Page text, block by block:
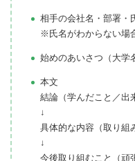
相手の会社名・部署・
※氏名がわからない場
始めのあいさつ（大学
本文
結論（学んだこと／出
↓
具体的な内容（取り組
↓
今後取り組むこと（頑